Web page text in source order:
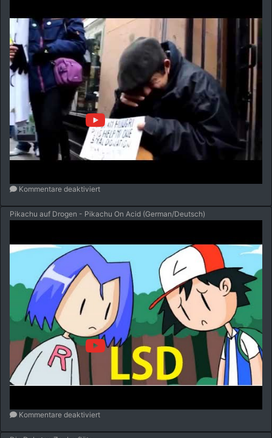
Kommentare deaktiviert
Pikachu auf Drogen - Pikachu On Acid (German/Deutsch)
Kommentare deaktiviert